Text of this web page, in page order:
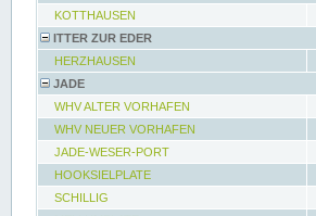
KOTTHAUSEN
ITTER ZUR EDER
HERZHAUSEN
JADE
WHV ALTER VORHAFEN
WHV NEUER VORHAFEN
JADE-WESER-PORT
HOOKSIELPLATE
SCHILLIG